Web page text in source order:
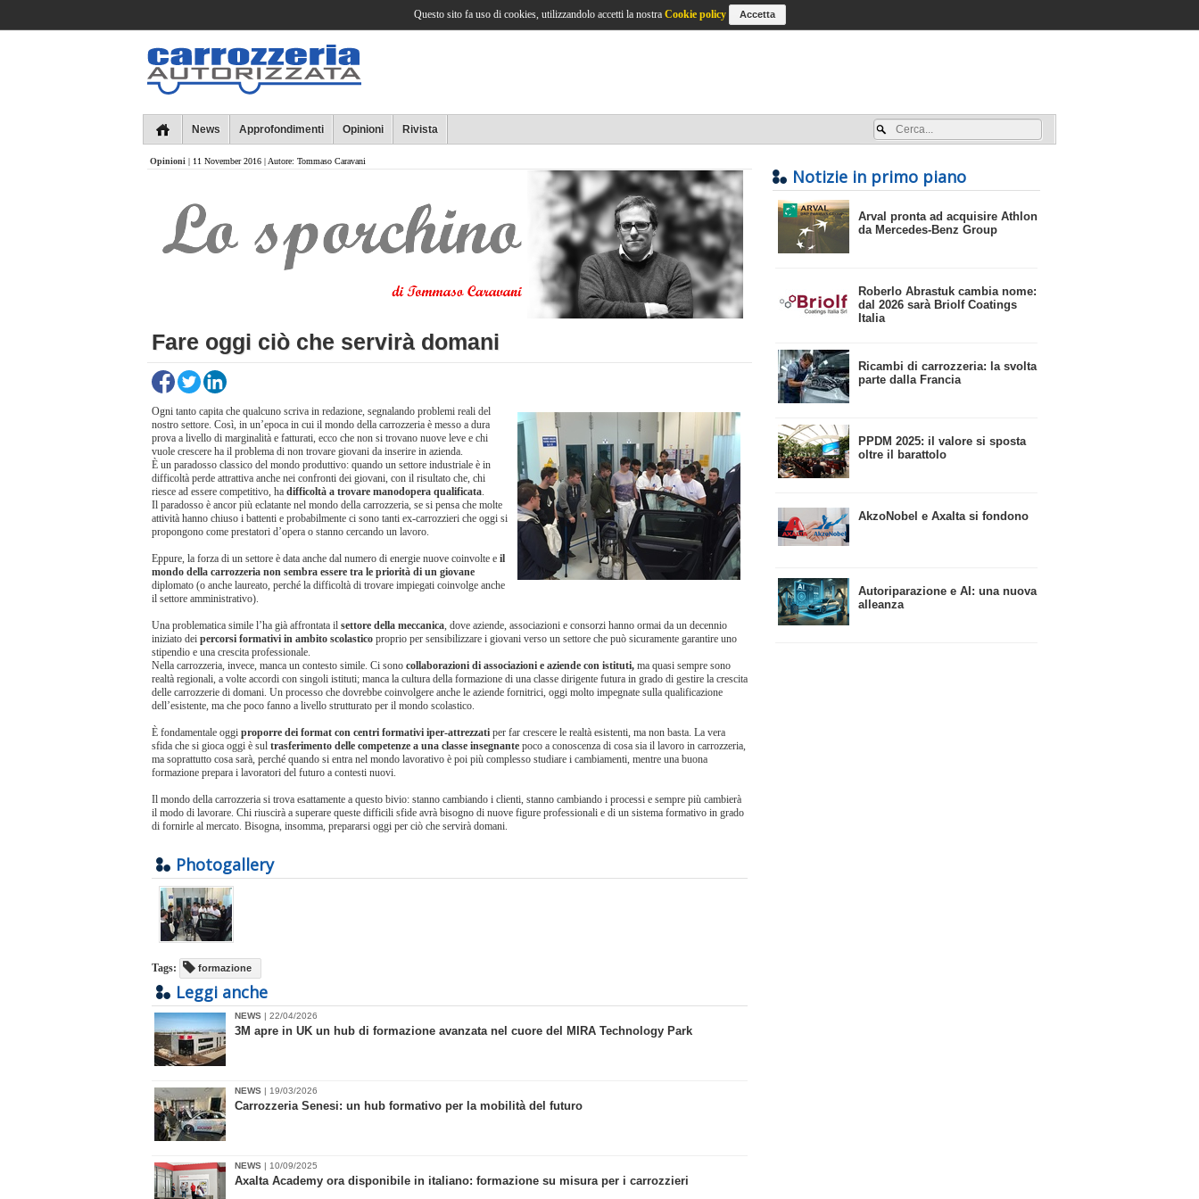
News Approfondimenti Opinioni Rivista
Notizie in primo piano
​Arval pronta ad acquisire Athlon
da Mercedes-Benz Group
​Roberlo Abrastuk cambia nome:
dal 2026 sarà Briolf Coatings
Italia
​Ricambi di carrozzeria: la svolta
parte dalla Francia
​PPDM 2025: il valore si sposta
oltre il barattolo
​AkzoNobel e Axalta si fondono
Autoriparazione e AI: una nuova
alleanza
Opinioni | 11 November 2016 | Autore: Tommaso Caravani
Fare oggi ciò che servirà domani
Ogni tanto capita che qualcuno scriva in redazione, segnalando problemi reali del
nostro settore. Così, in un’epoca in cui il mondo della carrozzeria è messo a dura
prova a livello di marginalità e fatturati, ecco che non si trovano nuove leve e chi
vuole crescere ha il problema di non trovare giovani da inserire in azienda.
È un paradosso classico del mondo produttivo: quando un settore industriale è in
difficoltà perde attrattiva anche nei confronti dei giovani, con il risultato che, chi
riesce ad essere competitivo, ha difficoltà a trovare manodopera qualificata.
Il paradosso è ancor più eclatante nel mondo della carrozzeria, se si pensa che molte
attività hanno chiuso i battenti e probabilmente ci sono tanti ex-carrozzieri che oggi si
propongono come prestatori d’opera o stanno cercando un lavoro.
Eppure, la forza di un settore è data anche dal numero di energie nuove coinvolte e il
mondo della carrozzeria non sembra essere tra le priorità di un giovane
diplomato (o anche laureato, perché la difficoltà di trovare impiegati coinvolge anche
il settore amministrativo).
Una problematica simile l’ha già affrontata il settore della meccanica, dove aziende, associazioni e consorzi hanno ormai da un decennio
iniziato dei percorsi formativi in ambito scolastico proprio per sensibilizzare i giovani verso un settore che può sicuramente garantire uno
stipendio e una crescita professionale.
Nella carrozzeria, invece, manca un contesto simile. Ci sono collaborazioni di associazioni e aziende con istituti, ma quasi sempre sono
realtà regionali, a volte accordi con singoli istituti; manca la cultura della formazione di una classe dirigente futura in grado di gestire la crescita
delle carrozzerie di domani. Un processo che dovrebbe coinvolgere anche le aziende fornitrici, oggi molto impegnate sulla qualificazione
dell’esistente, ma che poco fanno a livello strutturato per il mondo scolastico.
È fondamentale oggi proporre dei format con centri formativi iper-attrezzati per far crescere le realtà esistenti, ma non basta. La vera
sfida che si gioca oggi è sul trasferimento delle competenze a una classe insegnante poco a conoscenza di cosa sia il lavoro in carrozzeria,
ma soprattutto cosa sarà, perché quando si entra nel mondo lavorativo è poi più complesso studiare i cambiamenti, mentre una buona
formazione prepara i lavoratori del futuro a contesti nuovi.
Il mondo della carrozzeria si trova esattamente a questo bivio: stanno cambiando i clienti, stanno cambiando i processi e sempre più cambierà
il modo di lavorare. Chi riuscirà a superare queste difficili sfide avrà bisogno di nuove figure professionali e di un sistema formativo in grado
di fornirle al mercato. Bisogna, insomma, prepararsi oggi per ciò che servirà domani.
Photogallery
Tags: formazione
Leggi anche
NEWS | 22/04/2026
3M apre in UK un hub di formazione avanzata nel cuore del MIRA Technology Park
NEWS | 19/03/2026
Carrozzeria Senesi: un hub formativo per la mobilità del futuro
NEWS | 10/09/2025
​Axalta Academy ora disponibile in italiano: formazione su misura per i carrozzieri
Questo sito fa uso di cookies, utilizzandolo accetti la nostra Cookie policy Accetta